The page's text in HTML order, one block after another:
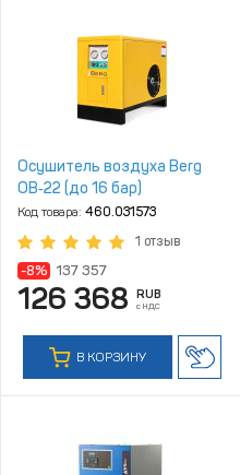
Осушитель воздуха Berg
ОВ‑22 (до 16 бар)
Код товара: 460.031573
1 отзыв
-8% 137 357
126 368 RUB
с НДС
В КОРЗИНУ